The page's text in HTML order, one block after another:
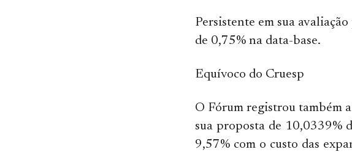
Persistente em sua
de 0,75% na data-base.
Equívoco do Cruesp
O Fórum registrou também
sua proposta de 10,0339%
9,57% com o custo das